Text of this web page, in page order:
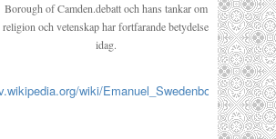
Borough of Camden.debatt och hans tankar om
religion och vetenskap har fortfarande betydelse
idag.
wiki/Emanuel_Swedenborg